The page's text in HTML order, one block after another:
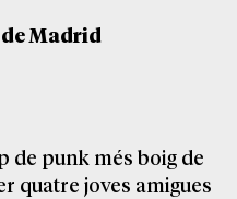
de Madrid
de punk més boig de
quatre joves amigues